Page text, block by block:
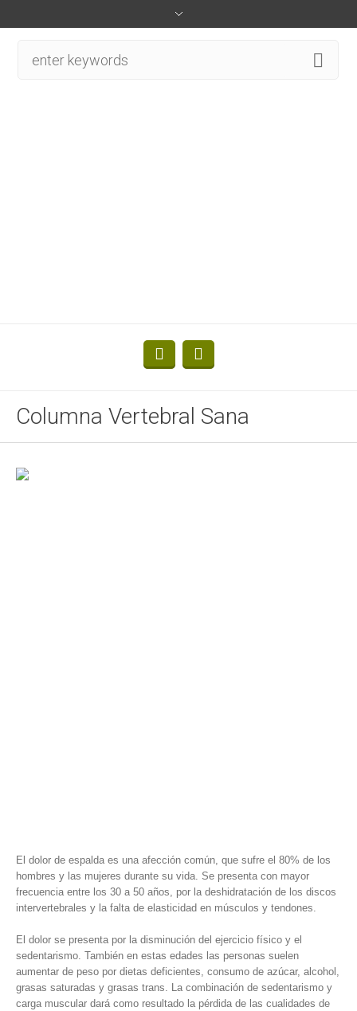
Columna Vertebral Sana
El dolor de espalda es una afección común, que sufre el 80% de los
hombres y las mujeres durante su vida. Se presenta con mayor
frecuencia entre los 30 a 50 años, por la deshidratación de los discos
intervertebrales y la falta de elasticidad en músculos y tendones.
El dolor se presenta por la disminución del ejercicio físico y el
sedentarismo. También en estas edades las personas suelen
aumentar de peso por dietas deficientes, consumo de azúcar, alcohol,
grasas saturadas y grasas trans. La combinación de sedentarismo y
carga muscular dará como resultado la pérdida de las cualidades de